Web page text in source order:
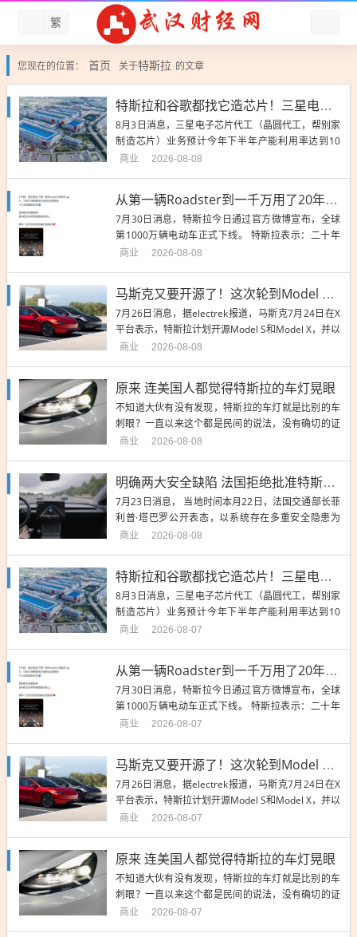
繁
您现在的位置： 首页 关于特斯拉 的文章
特斯拉和谷歌都找它造芯片！三星电子代工满血复活
8月3日消息，三星电子芯片代工（晶圆代工，帮别家
制造芯片）业务预计今年下半年产能利用率达到10
0%，目前约为70%到80%。 三星电子代工业务自202
商业 2026-08-08
从第一辆Roadster到一千万用了20年 特斯拉第1000万辆电动车下线
7月30日消息，特斯拉今日通过官方微博宣布，全球
第1000万辆电动车正式下线。 特斯拉表示：二十年
前，我们造出了第一辆Roadster原型车；如今，1000
商业 2026-08-08
马斯克又要开源了！这次轮到Model S/X：上次Roadster只开源了8个文件
7月26日消息，据electrek报道，马斯克7月24日在X
平台表示，特斯拉计划开源Model S和Model X，并以
初代Roadster的开源作为模板。 不...
商业 2026-08-08
原来 连美国人都觉得特斯拉的车灯晃眼
不知道大伙有没有发现，特斯拉的车灯就是比别的车
刺眼？一直以来这个都是民间的说法，没有确切的证
据证实。 诶，就在最近，美国国家公路交通安全管理
商业 2026-08-08
明确两大安全缺陷 法国拒绝批准特斯拉FSD落地
7月23日消息， 当地时间本月22日，法国交通部长菲
利普·塔巴罗公开表态，以系统存在多重安全隐患为
由，正式拒绝批准当前版本特斯拉监督版FSD在法
商业 2026-08-08
特斯拉和谷歌都找它造芯片！三星电子代工满血复活
8月3日消息，三星电子芯片代工（晶圆代工，帮别家
制造芯片）业务预计今年下半年产能利用率达到10
0%，目前约为70%到80%。 三星电子代工业务自202
商业 2026-08-07
从第一辆Roadster到一千万用了20年 特斯拉第1000万辆电动车下线
7月30日消息，特斯拉今日通过官方微博宣布，全球
第1000万辆电动车正式下线。 特斯拉表示：二十年
前，我们造出了第一辆Roadster原型车；如今，1000
商业 2026-08-07
马斯克又要开源了！这次轮到Model S/X：上次Roadster只开源了8个文件
7月26日消息，据electrek报道，马斯克7月24日在X
平台表示，特斯拉计划开源Model S和Model X，并以
初代Roadster的开源作为模板。 不...
商业 2026-08-07
原来 连美国人都觉得特斯拉的车灯晃眼
不知道大伙有没有发现，特斯拉的车灯就是比别的车
刺眼？一直以来这个都是民间的说法，没有确切的证
据证实。 诶，就在最近，美国国家公路交通安全管理
商业 2026-08-07